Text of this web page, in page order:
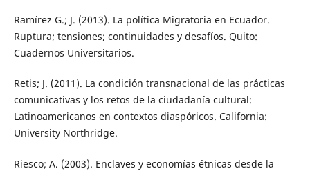
Ramírez G.; J. (2013). La política Migratoria en Ecuador.
Ruptura; tensiones; continuidades y desafíos. Quito:
Cuadernos Universitarios.
Retis; J. (2011). La condición transnacional de las prácticas
comunicativas y los retos de la ciudadanía cultural:
Latinoamericanos en contextos diaspóricos. California:
University Northridge.
Riesco; A. (2003). Enclaves y economías étnicas desde la